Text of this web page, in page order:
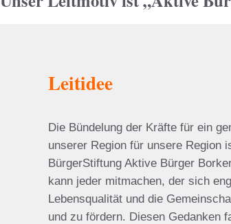
Leitidee
Die Bündelung der Kräfte für ein
unserer Region für unsere Region
BürgerStiftung Aktive Bürger
kann jeder mitmachen, der sich
Lebensqualität und die
und zu fördern. Diesen Gedanken